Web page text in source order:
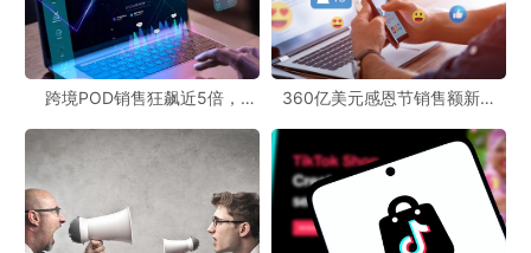
跨境POD销售狂飙近5倍，
360亿美元感恩节销售额新纪
新风潮！